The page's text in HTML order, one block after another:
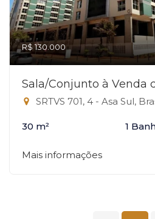
R$ 130.000
Sala/Conjunto à Venda
SRTVS 701, 4 - Asa Sul,
30 m² 1
Mais informações